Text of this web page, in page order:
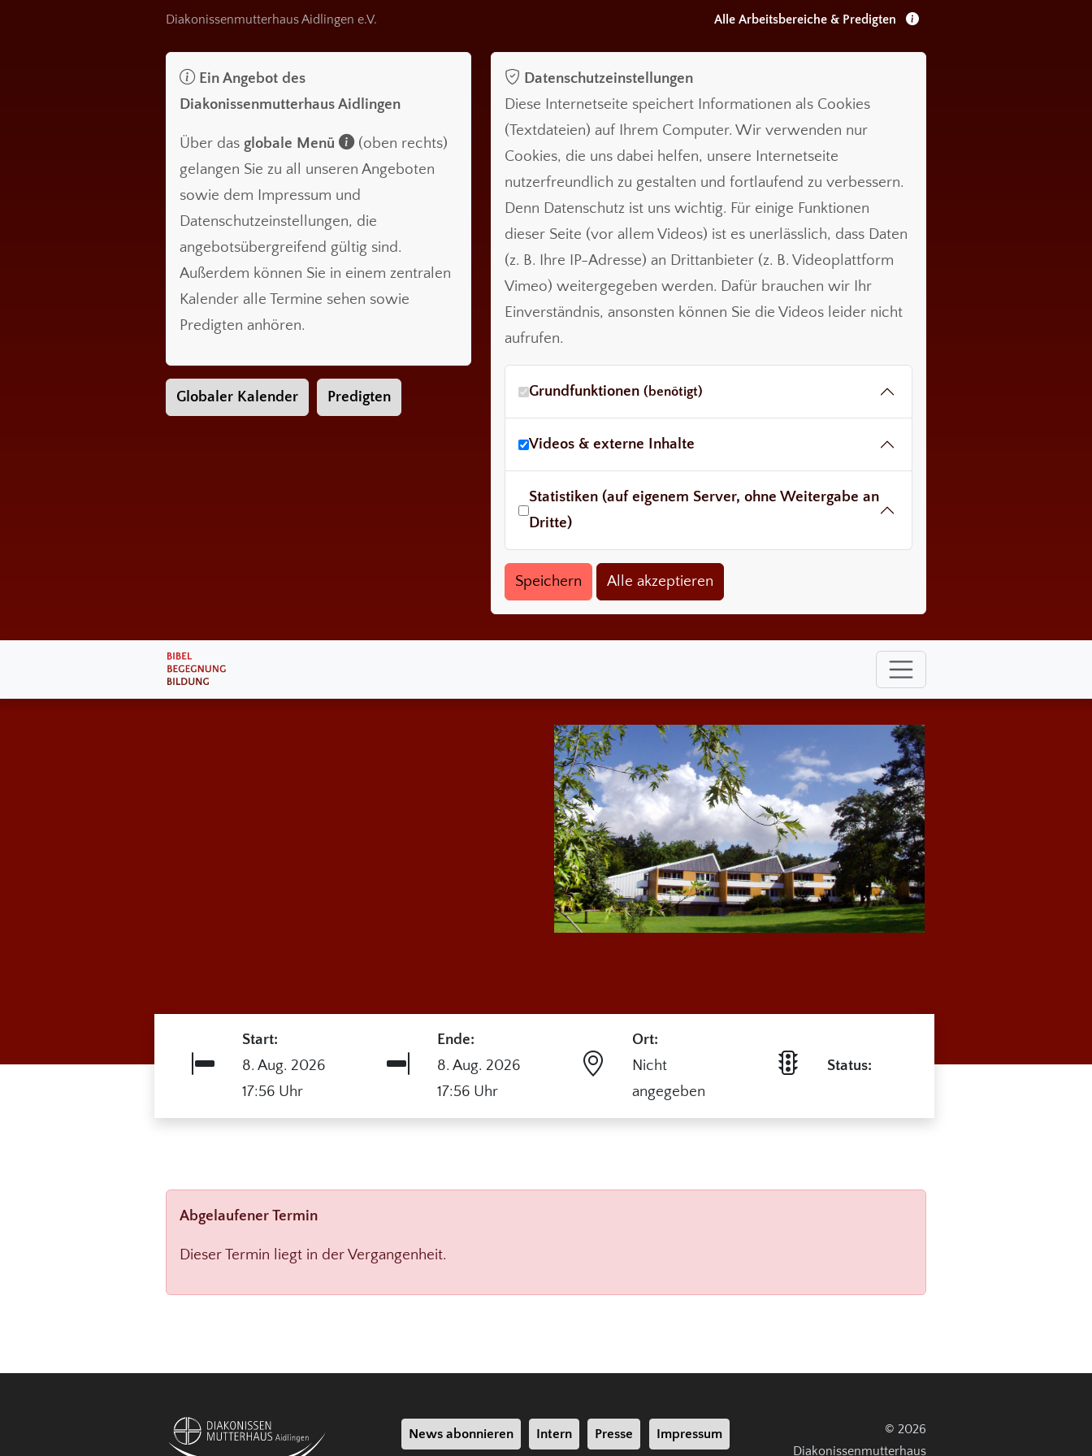
Diakonissenmutterhaus Aidlingen e.V. Alle Arbeitsbereiche & Predigten
Ein Angebot des
Diakonissenmutterhaus Aidlingen
Über das globale Menü
(oben rechts)
gelangen Sie zu all unseren Angeboten
sowie dem Impressum und
Datenschutzeinstellungen, die
angebotsübergreifend gültig sind.
Außerdem können Sie in einem zentralen
Kalender alle Termine sehen sowie
Predigten anhören.
Globaler Kalender Predigten
Datenschutzeinstellungen
Diese Internetseite speichert Informationen als Cookies
(Textdateien) auf Ihrem Computer. Wir verwenden nur
Cookies, die uns dabei helfen, unsere Internetseite
nutzerfreundlich zu gestalten und fortlaufend zu verbessern.
Denn Datenschutz ist uns wichtig. Für einige Funktionen
dieser Seite (vor allem Videos) ist es unerlässlich, dass Daten
(z. B. Ihre IP-Adresse) an Drittanbieter (z. B. Videoplattform
Vimeo) weitergegeben werden. Dafür brauchen wir Ihr
Einverständnis, ansonsten können Sie die Videos leider nicht
aufrufen.
Grundfunktionen (benötigt)
Videos & externe Inhalte
Statistiken (auf eigenem Server, ohne Weitergabe an
Dritte)
Start:
8. Aug. 2026
17:56 Uhr
Ende:
8. Aug. 2026
17:56 Uhr
Ort:
Nicht
angegeben
Status:
Abgelaufener Termin
Dieser Termin liegt in der Vergangenheit.
News abonnieren Intern Presse Impressum
© 2026
Diakonissenmutterhaus